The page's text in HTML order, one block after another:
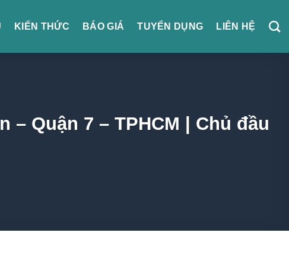
KIẾN THỨC BÁO GIÁ TUYỂN DỤNG LIÊN HỆ
– Quận 7 – TPHCM | Chủ đầu